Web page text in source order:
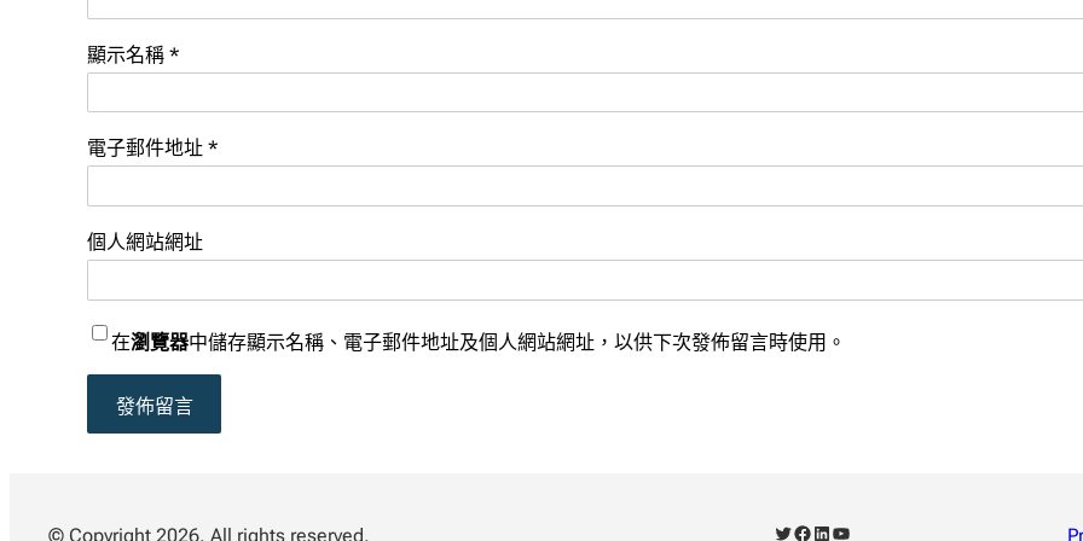
顯示名稱*
電子郵件地址*
個人網站網址
在瀏覽器中儲存顯示名稱、電子郵件地址及個人網站網址，以供下次發佈留言時使用。
© Copyright 2026. All rights reserved. X Facebook LinkedIn YouTube